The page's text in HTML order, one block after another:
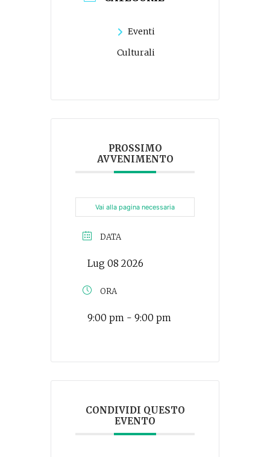
Eventi
Culturali
PROSSIMO
AVVENIMENTO
Vai alla pagina necessaria
DATA
Lug 08 2026
ORA
9:00 pm - 9:00 pm
CONDIVIDI QUESTO
EVENTO